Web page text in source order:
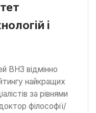
і
ВНЗ відмінно
найкращих
за рівнями
філософії/